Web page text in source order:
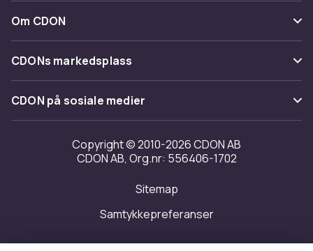
Kontakt oss
Levering
Tilbakekallinger
Kategorier
Varemerker
Om CDON
Om oss
Kundeanmeldelser
Jobbe på CDON
Investor relations
Tilgjengelighet
CDONs markedsplass
Merchant Help Center
CDON på sosiale medier
Copyright © 2010-2026 CDON AB
CDON AB, Org.nr: 556406-1702
Sitemap
Samtykkepreferanser